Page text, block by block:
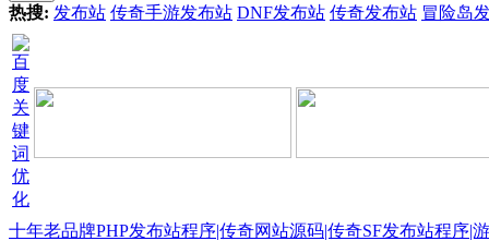
热搜: 发布站 传奇手游发布站 DNF发布站 传奇发布站 冒险岛
十年老品牌PHP发布站程序|传奇网站源码|传奇SF发布站程序|